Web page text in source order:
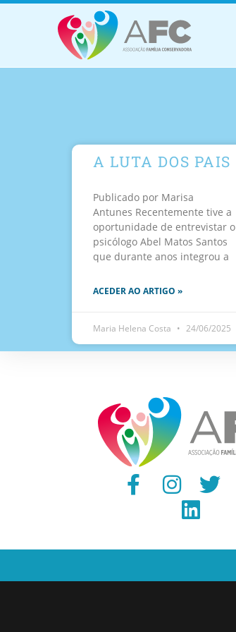
A LUTA DOS PAIS
Publicado por Marisa
Antunes Recentemente tive a
oportunidade de entrevistar o
psicólogo Abel Matos Santos
que durante anos integrou a
ACEDER AO ARTIGO »
Maria Helena Costa 24/06/2025